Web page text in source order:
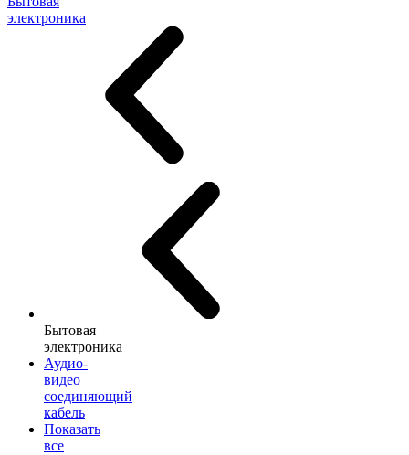
электроника
Бытовая
электроника
Аудио-
видео
соединяющий
кабель
Показать
все